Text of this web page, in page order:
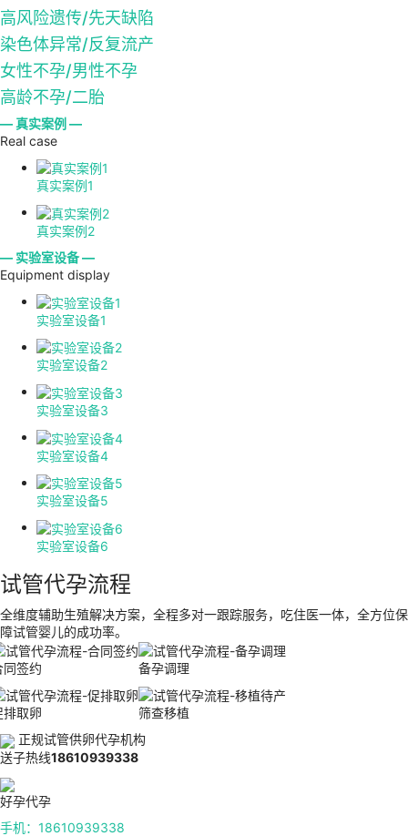
高风险遗传/先天缺陷
染色体异常/反复流产
女性不孕/男性不孕
高龄不孕/二胎
— 真实案例 —
Real case
真实案例1
真实案例2
— 实验室设备 —
Equipment display
实验室设备1
实验室设备2
实验室设备3
实验室设备4
实验室设备5
实验室设备6
试管代孕流程
全维度辅助生殖解决方案，全程多对一跟踪服务，吃住医一体，全方位保
障试管婴儿的成功率。
同签约 备孕调理
排取卵
筛查移植
正规试管供卵代孕机构
送子热线18610939338
好孕代孕
手机：18610939338